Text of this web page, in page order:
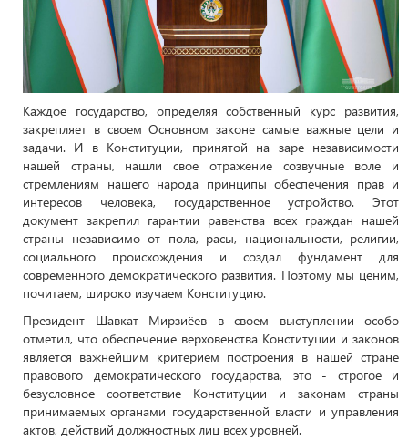
Каждое государство, определяя собственный курс развития,
закрепляет в своем Основном законе самые важные цели и
задачи. И в Конституции, принятой на заре независимости
нашей страны, нашли свое отражение созвучные воле и
стремлениям нашего народа принципы обеспечения прав и
интересов человека, государственное устройство. Этот
документ закрепил гарантии равенства всех граждан нашей
страны независимо от пола, расы, национальности, религии,
социального происхождения и создал фундамент для
современного демократического развития. Поэтому мы ценим,
почитаем, широко изучаем Конституцию.
Президент Шавкат Мирзиёев в своем выступлении особо
отметил, что обеспечение верховенства Конституции и законов
является важнейшим критерием построения в нашей стране
правового демократического государства, это - строгое и
безусловное соответствие Конституции и законам страны
принимаемых органами государственной власти и управления
актов, действий должностных лиц всех уровней.